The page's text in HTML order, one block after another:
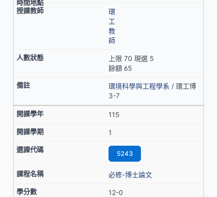
環
工
教
師
上限 70 現選 5
餘額 65
環境科學與工程學系 / 環工博
3-7
115
1
5243
必修-博士論文
12-0